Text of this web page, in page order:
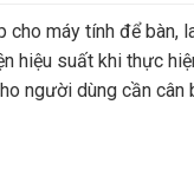
máy tính để bàn,
hiệu suất khi thực
người dùng cần cân